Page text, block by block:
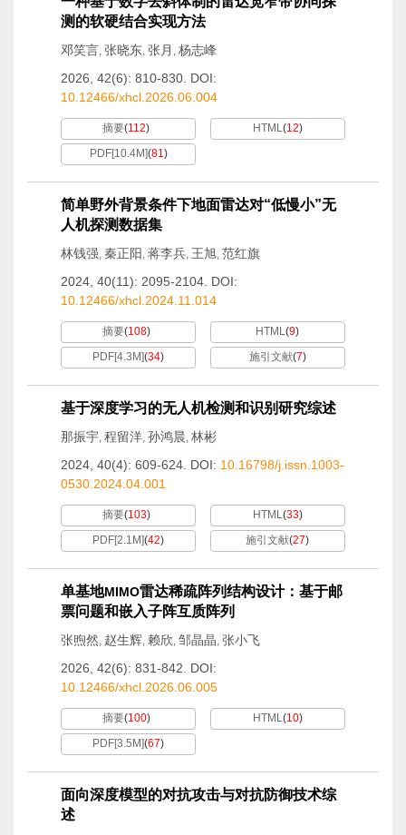
测的软硬结合实现方法
邓笑言, 张晓东, 张月 , 杨志峰
2026, 42(6): 810-830. DOI:
10.12466/xhcl.2026.06.004
摘要(112) HTML(12)
PDF[10.4M](81)
简单野外背景条件下地面雷达对“低慢小”无
人机探测数据集
林钱强, 秦正阳, 蒋李兵, 王旭, 范红旗
2024, 40(11): 2095-2104. DOI:
10.12466/xhcl.2024.11.014
摘要(108) HTML(9)
PDF[4.3M](34) 施引文献(7)
基于深度学习的无人机检测和识别研究综述
那振宇, 程留洋, 孙鸿晨, 林彬
2024, 40(4): 609-624. DOI: 10.16798/j.issn.1003-
0530.2024.04.001
摘要(103) HTML(33)
PDF[2.1M](42) 施引文献(27)
单基地MIMO雷达稀疏阵列结构设计：基于邮
票问题和嵌入子阵互质阵列
张煦然, 赵生辉, 赖欣, 邹晶晶, 张小飞
2026, 42(6): 831-842.
DOI:
10.12466/xhcl.2026.06.005
摘要(100) HTML(10)
PDF[3.5M](67)
面向深度模型的对抗攻击与对抗防御技术综
述